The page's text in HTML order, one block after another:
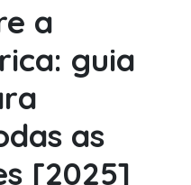
a
guia
as
[2025]